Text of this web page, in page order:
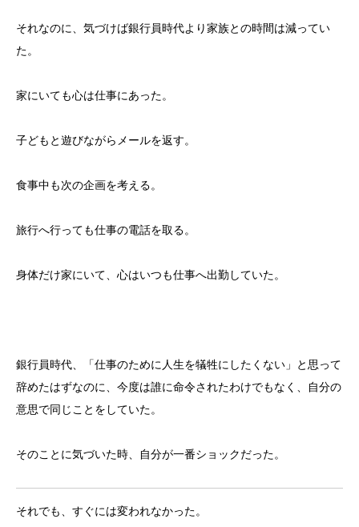
それなのに、気づけば銀行員時代より家族との時間は減ってい
た。
家にいても心は仕事にあった。
子どもと遊びながらメールを返す。
食事中も次の企画を考える。
旅行へ行っても仕事の電話を取る。
身体だけ家にいて、心はいつも仕事へ出勤していた。
銀行員時代、「仕事のために人生を犠牲にしたくない」と思って
辞めたはずなのに、今度は誰に命令されたわけでもなく、自分の
意思で同じことをしていた。
そのことに気づいた時、自分が一番ショックだった。
それでも、すぐには変われなかった。